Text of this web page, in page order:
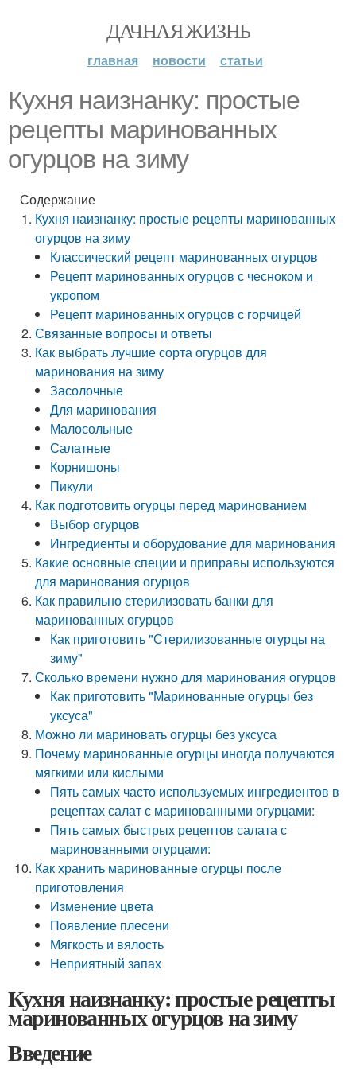
ДАЧНАЯ ЖИЗНЬ
главная новости статьи
Кухня наизнанку: простые
рецепты маринованных
огурцов на зиму
Содержание
Кухня наизнанку: простые рецепты маринованных
огурцов на зиму
Классический рецепт маринованных огурцов
Рецепт маринованных огурцов с чесноком и
укропом
Рецепт маринованных огурцов с горчицей
Связанные вопросы и ответы
Как выбрать лучшие сорта огурцов для
маринования на зиму
Засолочные
Для маринования
Малосольные
Салатные
Корнишоны
Пикули
Как подготовить огурцы перед маринованием
Выбор огурцов
Ингредиенты и оборудование для маринования
Какие основные специи и приправы используются
для маринования огурцов
Как правильно стерилизовать банки для
маринованных огурцов
Как приготовить "Стерилизованные огурцы на
зиму"
Сколько времени нужно для маринования огурцов
Как приготовить "Маринованные огурцы без
уксуса"
Можно ли мариновать огурцы без уксуса
Почему маринованные огурцы иногда получаются
мягкими или кислыми
Пять самых часто используемых ингредиентов в
рецептах салат с маринованными огурцами:
Пять самых быстрых рецептов салата с
маринованными огурцами:
Как хранить маринованные огурцы после
приготовления
Изменение цвета
Появление плесени
Мягкость и вялость
Неприятный запах
Кухня наизнанку: простые рецепты
маринованных огурцов на зиму
Введение